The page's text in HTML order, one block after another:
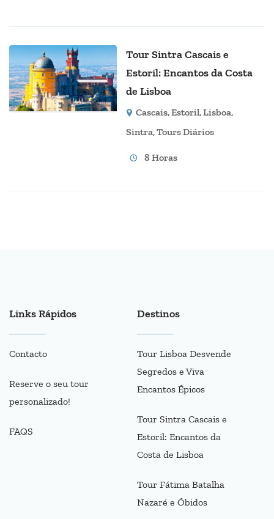
Tour Sintra Cascais e
Estoril: Encantos da Costa
de Lisboa
Cascais,Estoril,Lisboa,
Sintra,Tours Diários
8 Horas
Links Rápidos
Contacto
Reserve o seu tour
personalizado!
FAQS
Destinos
Tour Lisboa Desvende
Segredos e Viva
Encantos Épicos
Tour Sintra Cascais e
Estoril: Encantos da
Costa de Lisboa
Tour Fátima Batalha
Nazaré e Óbidos